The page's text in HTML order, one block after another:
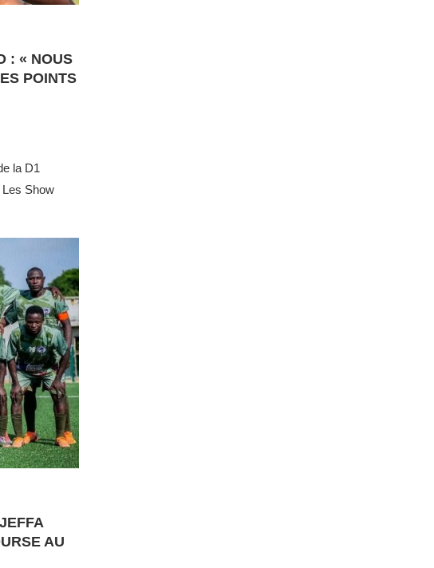
: « NOUS
POINTS
la D1
Show
AU